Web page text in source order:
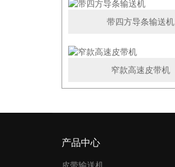
带四方导条输送机
窄款高速皮带机
产品中心